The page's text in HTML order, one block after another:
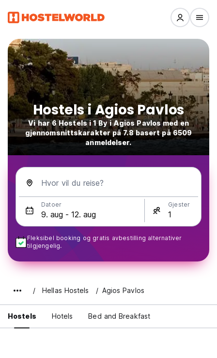
Hostels i Agios Pavlos
Vi har 6 Hostels i 1 By i Agios Pavlos med en
gjennomsnittskarakter på 7.8 basert på 6509
anmeldelser.
Hvor vil du reise?
Datoer Gjester
Fleksibel booking og gratis avbestilling alternativer
tilgjengelig.
Hellas Hostels Agios Pavlos
Hostels Hotels Bed and Breakfast